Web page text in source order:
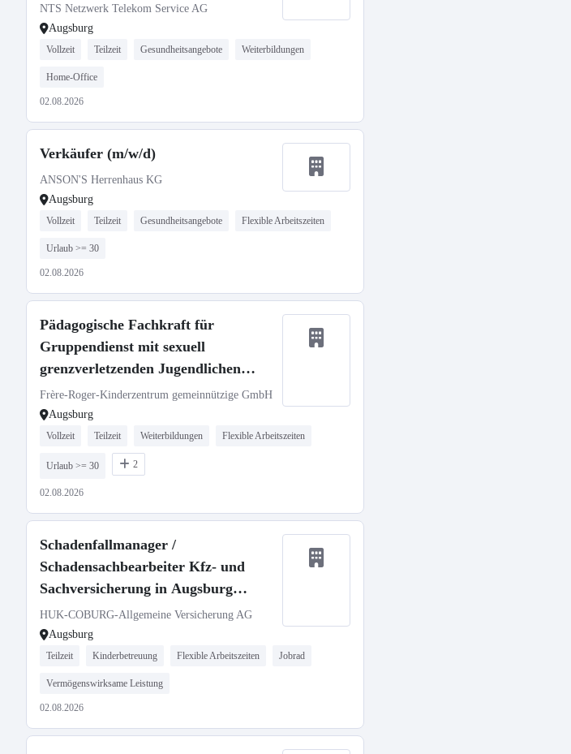
NTS Netzwerk Telekom Service AG
Augsburg
Vollzeit Teilzeit Gesundheitsangebote Weiterbildungen
Home-Office
02.08.2026
Verkäufer (m/w/d)
ANSON'S Herrenhaus KG
Augsburg
Vollzeit Teilzeit Gesundheitsangebote Flexible Arbeitszeiten
Urlaub >= 30
02.08.2026
Pädagogische Fachkraft für
Gruppendienst mit sexuell
grenzverletzenden Jugendlichen
m/w/d
Frère-Roger-Kinderzentrum gemeinnützige GmbH
Augsburg
Vollzeit Teilzeit Weiterbildungen Flexible Arbeitszeiten
Urlaub >= 30 2
02.08.2026
Schadenfallmanager /
Schadensachbearbeiter Kfz- und
Sachversicherung in Augsburg
(w/m/d)
HUK-COBURG-Allgemeine Versicherung AG
Augsburg
Teilzeit Kinderbetreuung Flexible Arbeitszeiten Jobrad
Vermögenswirksame Leistung
02.08.2026